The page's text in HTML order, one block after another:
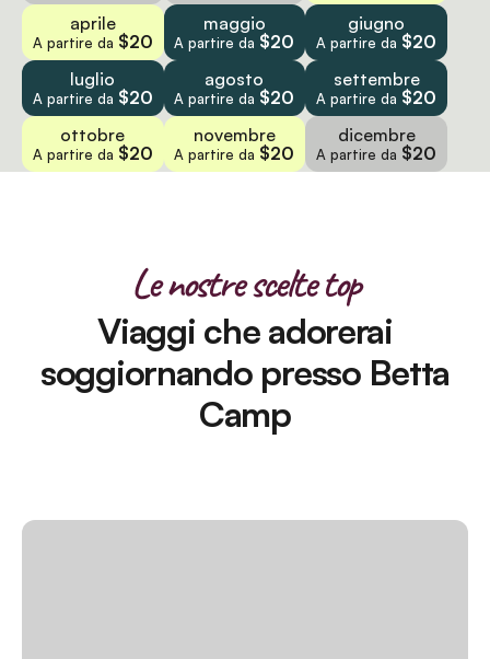
aprile
A partire da $20
maggio
A partire da $20
giugno
A partire da $20
luglio
A partire da $20
agosto
A partire da $20
settembre
A partire da $20
ottobre
A partire da $20
novembre
A partire da $20
dicembre
A partire da $20
Le nostre scelte top
Viaggi che adorerai
soggiornando presso Betta
Camp